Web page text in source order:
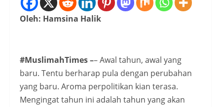
Oleh: Hamsina Halik
#MuslimahTimes –– Awal tahun, awal yang
baru. Tentu berharap pula dengan perubahan
yang baru. Aroma perpolitikan kian terasa.
Mengingat tahun ini adalah tahun yang akan